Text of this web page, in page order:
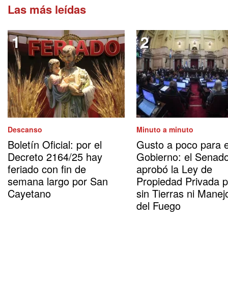
Las más leídas
Descanso
Boletín Oficial: por el
Decreto 2164/25 hay
feriado con fin de
semana largo por San
Cayetano
Minuto a minuto
Gusto a poco para
Gobierno: el
aprobó la Ley de
Propiedad Privada
sin Tierras ni
del Fuego